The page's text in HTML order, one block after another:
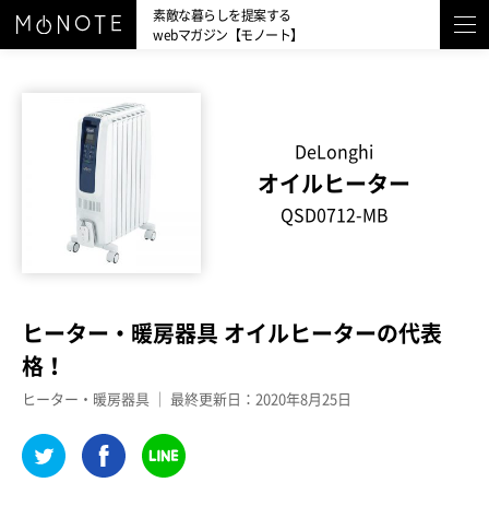
素敵な暮らしを提案する
webマガジン【モノート】
DeLonghi
オイルヒーター
QSD0712-MB
ヒーター・暖房器具 オイルヒーターの代表
格！
ヒーター・暖房器具 ｜ 最終更新日：2020年8月25日